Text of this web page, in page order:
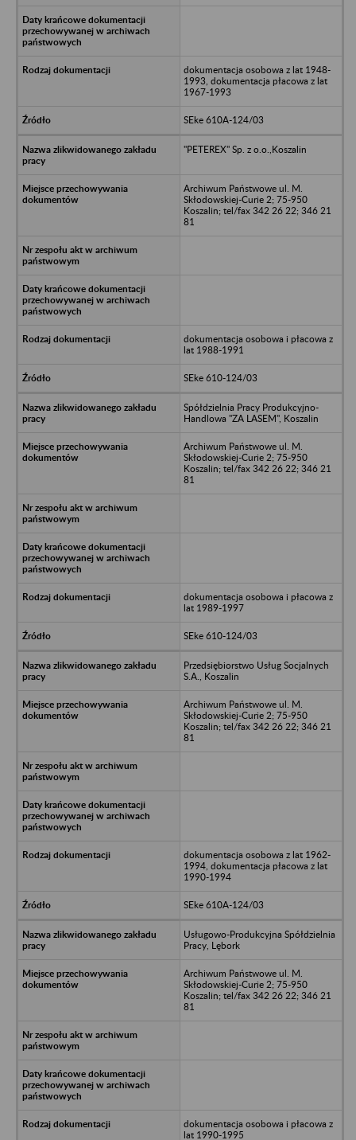
dokumentacja osobowa z lat 1948-
1993, dokumentacja płacowa z lat
1967-1993
SEke 610A-124/03
"PETEREX" Sp. z o.o.,Koszalin
Archiwum Państwowe ul. M.
Skłodowskiej-Curie 2; 75-950
Koszalin; tel/fax 342 26 22; 346 21
81
dokumentacja osobowa i płacowa z
lat 1988-1991
SEke 610-124/03
Spółdzielnia Pracy Produkcyjno-
Handlowa "ZA LASEM", Koszalin
Archiwum Państwowe ul. M.
Skłodowskiej-Curie 2; 75-950
Koszalin; tel/fax 342 26 22; 346 21
81
dokumentacja osobowa i płacowa z
lat 1989-1997
SEke 610-124/03
Przedsiębiorstwo Usług Socjalnych
S.A., Koszalin
Archiwum Państwowe ul. M.
Skłodowskiej-Curie 2; 75-950
Koszalin; tel/fax 342 26 22; 346 21
81
dokumentacja osobowa z lat 1962-
1994, dokumentacja płacowa z lat
1990-1994
SEke 610A-124/03
Usługowo-Produkcyjna Spółdzielnia
Pracy, Lębork
Archiwum Państwowe ul. M.
Skłodowskiej-Curie 2; 75-950
Koszalin; tel/fax 342 26 22; 346 21
81
dokumentacja osobowa i płacowa z
lat 1990-1995